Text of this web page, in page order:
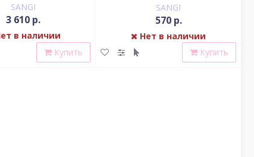
SANGI
3 610 р.
в наличии
Купить
SANGI
570 р.
Нет в наличии
Купить